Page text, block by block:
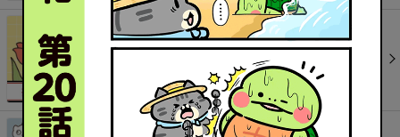
まいにちパン子のふんわり日記
もずくのおしごと日記〜生きててえらい〜